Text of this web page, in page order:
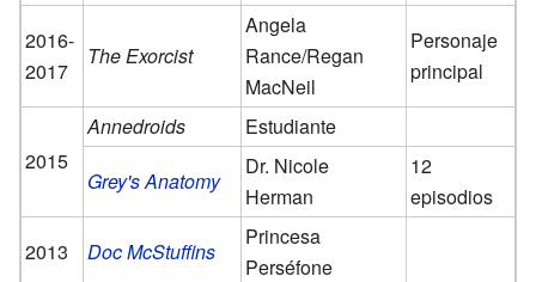
2016-
2017
The Exorcist
Angela
Rance/Regan
MacNeil
Personaje
principal
2015
Annedroids
Estudiante
Grey's Anatomy
Dr. Nicole
Herman
12
episodios
2013
Doc McStuffins
Princesa
Perséfone